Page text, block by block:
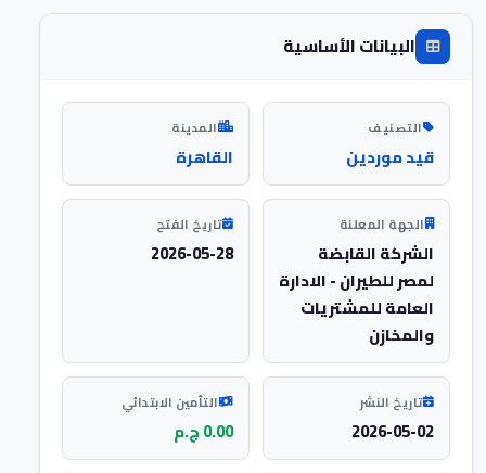
البيانات الأساسية
التصنيف
قيد موردين
المدينة
القاهرة
الجهة المعلنة
الشركة القابضة
لمصر للطيران - الادارة
العامة للمشتريات
والمخازن
تاريخ الفتح
2026-05-28
تاريخ النشر
2026-05-02
التأمين الابتدائي
0.00 ج.م